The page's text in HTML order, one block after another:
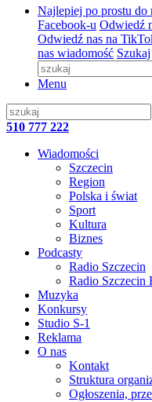
Najlepiej po prostu do
Facebook-u Odwiedź
Odwiedź nas na
nas wiadomość Szukaj
Menu
510 777 222
Wiadomości
Szczecin
Region
Polska i świat
Sport
Kultura
Biznes
Podcasty
Radio Szczecin
Radio Szczecin
Muzyka
Konkursy
Studio S-1
Reklama
O nas
Kontakt
Struktura
Ogłoszenia,